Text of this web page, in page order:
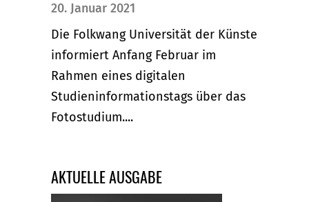
20. Januar 2021
Die Folkwang Universität der Künste
informiert Anfang Februar im
Rahmen eines digitalen
Studieninformationstags über das
Fotostudium....
AKTUELLE AUSGABE